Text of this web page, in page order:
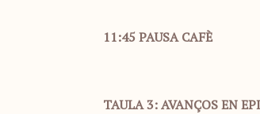
11:45 PAUSA CAFÈ
TAULA 3: AVANÇOS EN